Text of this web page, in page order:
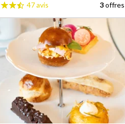
47 avis 3offres